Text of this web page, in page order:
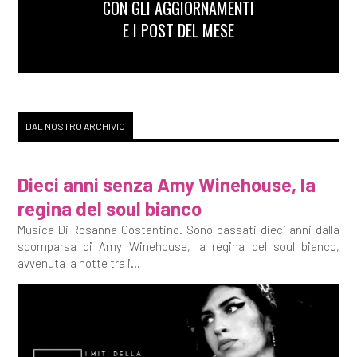
Antonio Fusco: incipit
[23]La lettera d'amore, di
Giugno 2018
[05]The Sinner. La
peccatrice, di Petra
Hammesfahr: incipit
CON GLI AGGIORNAMENTI
E I POST DEL MESE
DAL NOSTRO ARCHIVIO
Dieci anni senza Amy Winehouse, la
regina del soul bianco
Musica Di Rosanna Costantino. Sono passati dieci anni dalla
scomparsa di Amy Winehouse, la regina del soul bianco,
avvenuta la notte tra i...